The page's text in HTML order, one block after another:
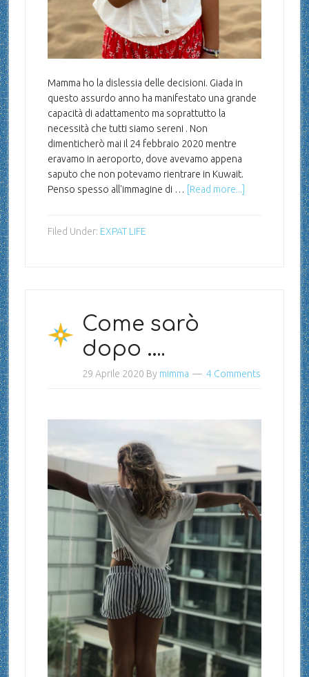
Mamma ho la dislessia delle decisioni. Giada in
questo assurdo anno ha manifestato una grande
capacità di adattamento ma soprattutto la
necessità che tutti siamo sereni . Non
dimenticherò mai il 24 febbraio 2020 mentre
eravamo in aeroporto, dove avevamo appena
saputo che non potevamo rientrare in Kuwait.
Penso spesso all'immagine di …
[Read more...]
Filed Under: EXPAT LIFE
Come sarò
dopo ….
29 Aprile 2020 By mimma 4 Comments